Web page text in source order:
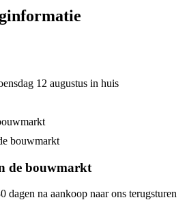
12 augustus in huis
bouwmarkt
de bouwmarkt
dagen na aankoop naar ons terugsturen